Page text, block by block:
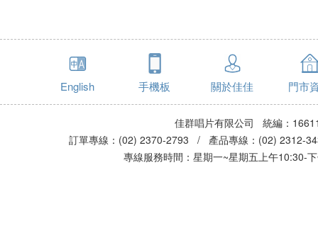
English 手機板 關於佳佳 門市
佳群唱片有限公司 統編：
訂單專線：(02) 2370-2793 / 產品專線：(02)
專線服務時間：星期一~星期五上午10:30-